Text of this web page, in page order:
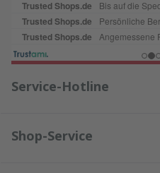
Service-Hotline
Shop-Service